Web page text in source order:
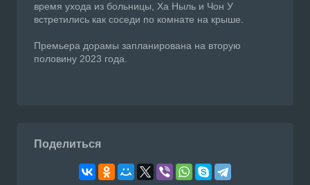
время ухода из больницы, Ха Ныль и Чон У
встретились как соседи по комнате на крыше.
Премьера дорамы запланирована на вторую
половину 2023 года.
Поделиться